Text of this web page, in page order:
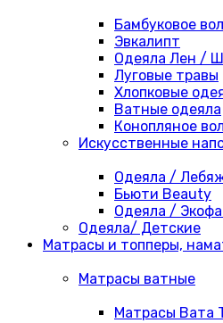
Бамбуковое
Эвкалипт
Одеяла Лен /
Луговые травы
Хлопковые
Ватные одеяла
Конопляное
Искусственные
Одеяла /
Бьюти Beauty
Одеяла /
Одеяла/ Детские
Матрасы и топперы,
Матрасы ватные
Матрасы Вата